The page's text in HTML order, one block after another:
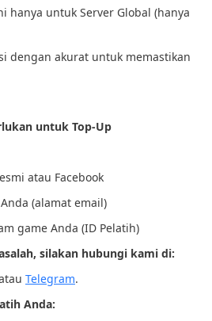
hanya untuk Server Global (hanya
dengan akurat untuk memastikan
untuk Top-Up
atau Facebook
(alamat email)
game Anda (ID Pelatih)
silakan hubungi kami di:
Telegram.
Anda: